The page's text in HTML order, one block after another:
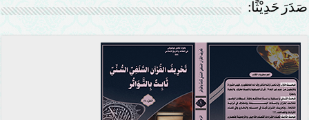
صَدَرَ حَدِيْثًا: